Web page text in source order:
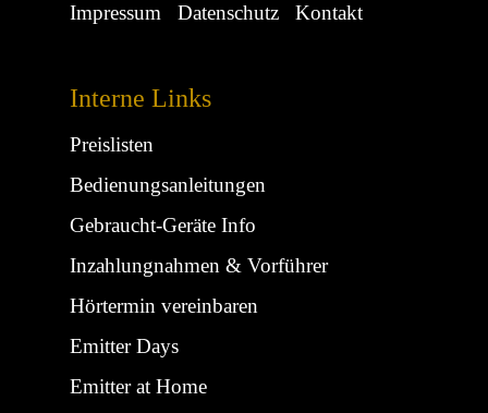
Interne Links
Preislisten
Bedienungsanleitungen
Gebraucht-Geräte Info
Inzahlungnahmen & Vorführer
Hörtermin vereinbaren
Emitter Days
Emitter at Home
Impressum Datenschutz Kontakt